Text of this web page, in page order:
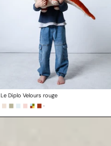
Le Diplo Velours rouge